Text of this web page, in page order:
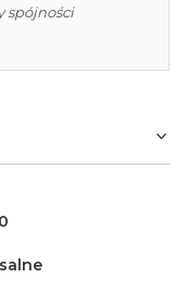
spójności